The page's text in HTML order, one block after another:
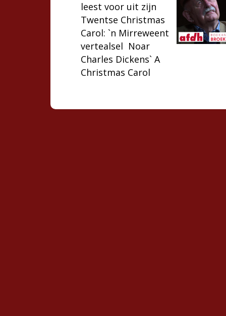
leest voor uit zijn
Twentse Christmas
Carol: `n Mirreweent
vertealsel Noar
Charles Dickens` A
Christmas Carol